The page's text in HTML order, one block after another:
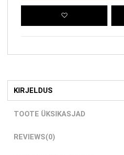
KIRJELDUS
TOOTE ÜKSIKASJAD
REVIEWS(0)